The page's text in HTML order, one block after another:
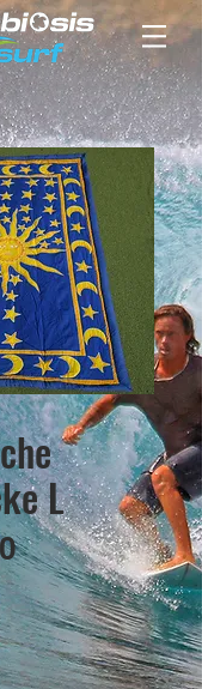
L
Price